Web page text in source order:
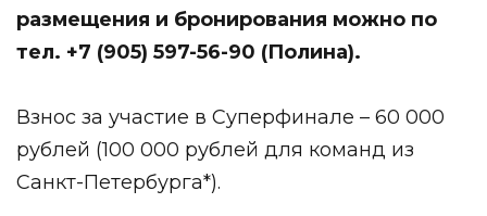
размещения и бронирования можно по
тел. +7 (905) 597-56-90 (Полина).
Взнос за участие в Суперфинале – 60 000
рублей (100 000 рублей для команд из
Санкт-Петербурга*).